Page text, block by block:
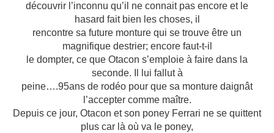
découvrir l’inconnu qu’il ne connait pas encore et le
hasard fait bien les choses, il
rencontre sa future monture qui se trouve être un
magnifique destrier; encore faut-t-il
le dompter, ce que Otacon s’emploie à faire dans la
seconde. Il lui fallut à
peine….95ans de rodéo pour que sa monture daignât
l’accepter comme maître.
Depuis ce jour, Otacon et son poney Ferrari ne se quittent
plus car là où va le poney,